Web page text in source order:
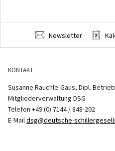
Newsletter
KONTAKT
Susanne Räuchle-Gaus, Dipl.
Mitgliederverwaltung DSG
Telefon +49 (0) 7144 / 848-202
E-Mail dsg@deutsche-